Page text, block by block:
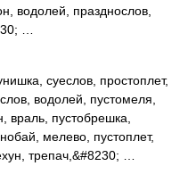
водолей, празднослов,
…
суеслов, простоплет,
водолей, пустомеля,
враль, пустобрешка,
мелево, пустоплет,
трепач,&#8230; …